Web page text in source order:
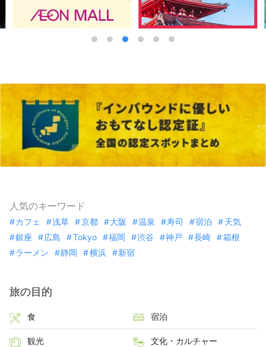
人気のキーワード
カフェ 浅草 京都 大阪 温泉 寿司 宿泊
天気
銀座
広島 Tokyo 福岡 渋谷 神戸 長崎
箱根
ラーメン
静岡 横浜 新宿
旅の目的
食 宿泊
観光 文化・カルチャー